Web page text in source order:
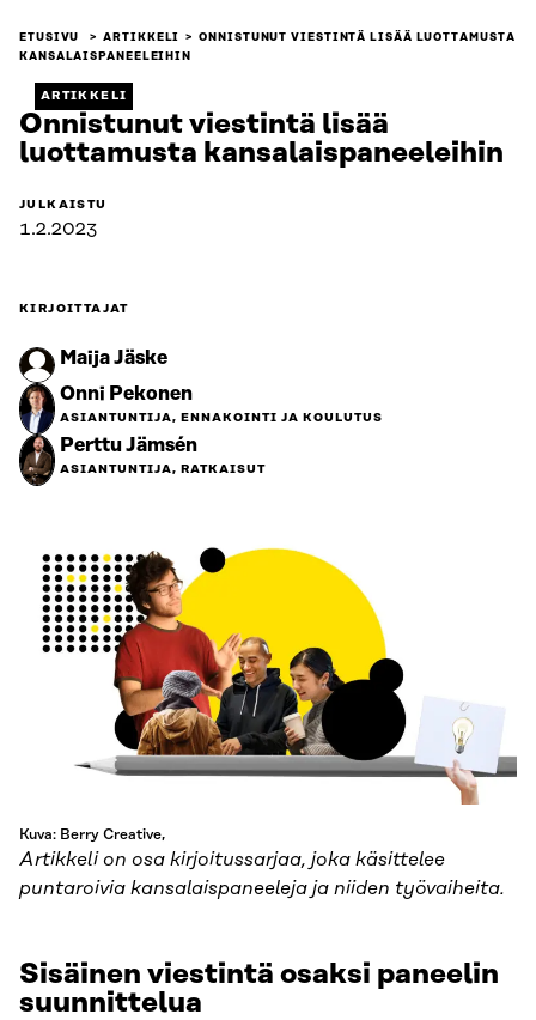
ETUSIVU ARTIKKELI
ONNISTUNUT VIESTINTÄ LISÄÄ LUOTTAMUSTA
KANSALAISPANEELEIHIN
ARTIKKELI
Onnistunut viestintä lisää
luottamusta kansalaispaneeleihin
JULKAISTU
1.2.2023
KIRJOITTAJAT
Maija Jäske
Onni Pekonen
ASIANTUNTIJA, ENNAKOINTI JA KOULUTUS
Perttu Jämsén
ASIANTUNTIJA, RATKAISUT
Kuva: Berry Creative,
Artikkeli on osa kirjoitussarjaa, joka käsittelee
puntaroivia kansalaispaneeleja ja niiden työvaiheita.
Sisäinen viestintä osaksi paneelin
suunnittelua